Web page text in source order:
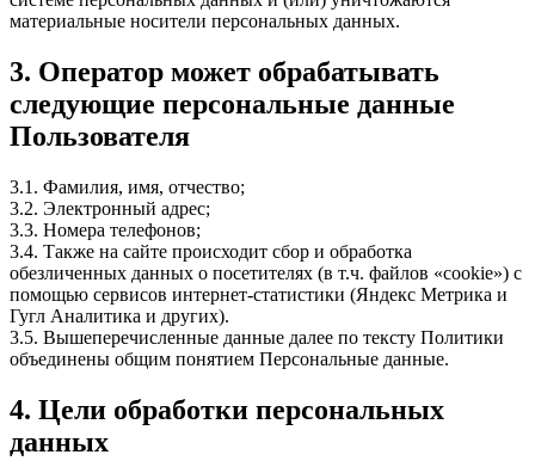
материальные носители персональных данных.
3. Оператор может обрабатывать
следующие персональные данные
Пользователя
3.1. Фамилия, имя, отчество;
3.2. Электронный адрес;
3.3. Номера телефонов;
3.4. Также на сайте происходит сбор и обработка
обезличенных данных о посетителях (в т.ч. файлов «cookie») с
помощью сервисов интернет-статистики (Яндекс Метрика и
Гугл Аналитика и других).
3.5. Вышеперечисленные данные далее по тексту Политики
объединены общим понятием Персональные данные.
4. Цели обработки персональных
данных